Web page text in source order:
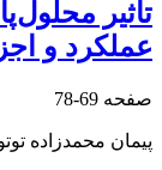
تأثیر
عملکرد و
صفحه 69-78
پیمان محمدزاده